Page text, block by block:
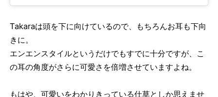
Takaraは頭を下に向けているので、もちろんお耳も下向
きに。
エンエンスタイルというだけでもすでに十分ですが、こ
の耳の角度がさらに可愛さを倍増させていますよね。
もはや、可愛いをわかりきっている仕草としか思えませ